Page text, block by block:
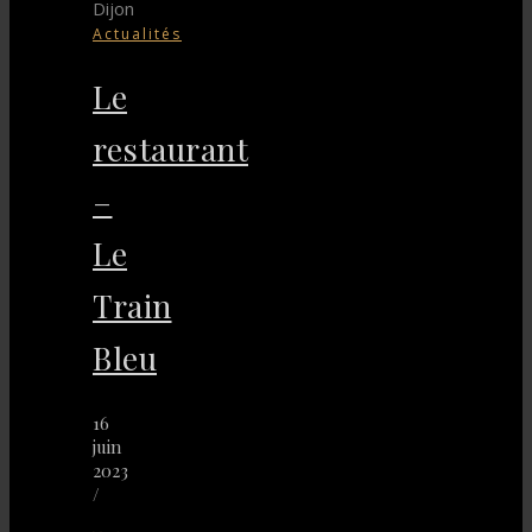
Actualités
Le
restaurant
–
Le
Train
Bleu
16
juin
2023
/